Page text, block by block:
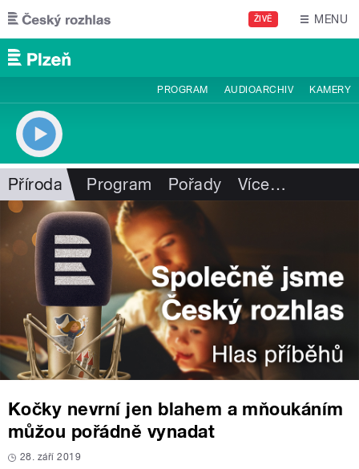
Přejít k hlavnímu obsahu
ŽIVĚ MENU
PROGRAM AUDIOARCHIV KAMERY
Příroda Program Pořady Více…
Kočky nevrní jen blahem a mňoukáním
můžou pořádně vynadat
28. září 2019